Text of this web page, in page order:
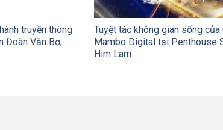
truyền thông
Đoàn Văn Bơ,
Tuyệt tác không gian sống của
Mambo Digital tại Penthouse
Him Lam